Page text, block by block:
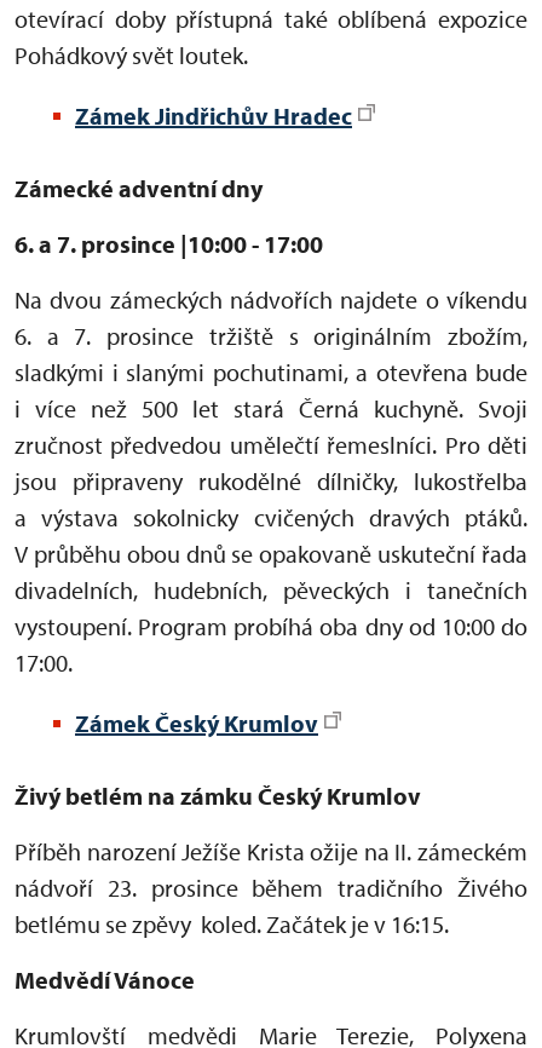
otevírací doby přístupná také oblíbená expozice
Pohádkový svět loutek.
Zámek Jindřichův Hradec
Zámecké adventní dny
6. a 7. prosince |10:00 - 17:00
Na dvou zámeckých nádvořích najdete o víkendu
6. a 7. prosince tržiště s originálním zbožím,
sladkými i slanými pochutinami, a otevřena bude
i více než 500 let stará Černá kuchyně. Svoji
zručnost předvedou umělečtí řemeslníci. Pro děti
jsou připraveny rukodělné dílničky, lukostřelba
a výstava sokolnicky cvičených dravých ptáků.
V průběhu obou dnů se opakovaně uskuteční řada
divadelních, hudebních, pěveckých i tanečních
vystoupení. Program probíhá oba dny od 10:00 do
17:00.
Zámek Český Krumlov
Živý betlém na zámku Český Krumlov
Příběh narození Ježíše Krista ožije na II. zámeckém
nádvoří 23. prosince během tradičního Živého
betlému se zpěvy koled. Začátek je v 16:15.
Medvědí Vánoce
Krumlovští medvědi Marie Terezie, Polyxena